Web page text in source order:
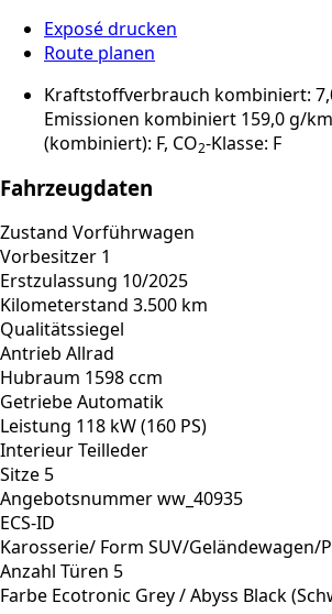
Exposé drucken
Route planen
Kraftstoffverbrauch kombiniert:
Emissionen kombiniert 159,0 g/
(kombiniert): F, CO2-Klasse: F
Fahrzeugdaten
Zustand Vorführwagen
Vorbesitzer 1
Erstzulassung 10/2025
Kilometerstand 3.500 km
Qualitätssiegel
Antrieb Allrad
Hubraum 1598 ccm
GetriebeAutomatik
Leistung 118 kW (160 PS)
InterieurTeilleder
Sitze 5
Angebotsnummerww_40935
ECS-ID
Karosserie/ Form SUV/Geländewagen/
Anzahl Türen 5
Farbe Ecotronic Grey / Abyss Black